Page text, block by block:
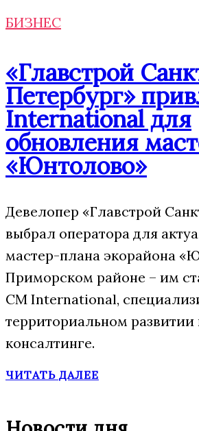
БИЗНЕС
«Главстрой
Петербург»
International для
обновления
«Юнтолово»
Девелопер «Главстрой
выбрал оператора для
мастер-плана экорайона
Приморском районе – им
CM International,
территориальном
консалтинге.
ЧИТАТЬ ДАЛЕЕ